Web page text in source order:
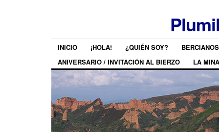
INICIO ¡HOLA! ¿QUIÉN SOY?
ANIVERSARIO / INVITACIÓN AL BIERZO
LA MINA